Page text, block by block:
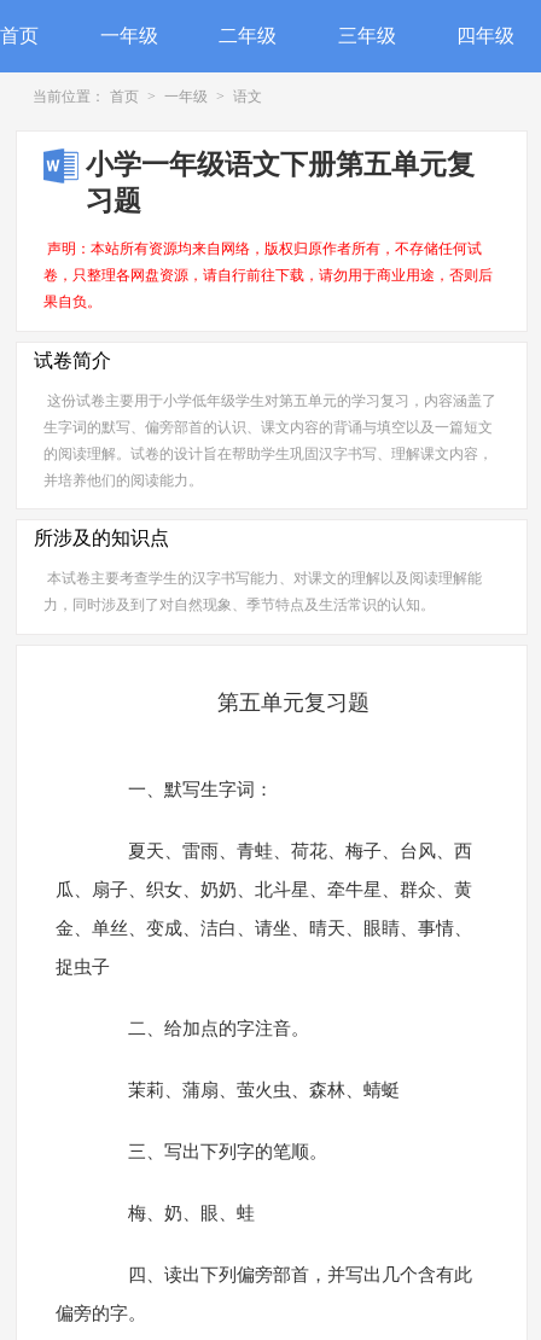
首页 一年级 二年级 三年级 四年级
当前位置： 首页 > 一年级 > 语文
小学一年级语文下册第五单元复
习题
声明：本站所有资源均来自网络，版权归原作者所有，不存储任何试
卷，只整理各网盘资源，请自行前往下载，请勿用于商业用途，否则后
果自负。
试卷简介
这份试卷主要用于小学低年级学生对第五单元的学习复习，内容涵盖了
生字词的默写、偏旁部首的认识、课文内容的背诵与填空以及一篇短文
的阅读理解。试卷的设计旨在帮助学生巩固汉字书写、理解课文内容，
并培养他们的阅读能力。
所涉及的知识点
本试卷主要考查学生的汉字书写能力、对课文的理解以及阅读理解能
力，同时涉及到了对自然现象、季节特点及生活常识的认知。
第五单元复习题
一、默写生字词：
夏天、雷雨、青蛙、荷花、梅子、台风、西
瓜、扇子、织女、奶奶、北斗星、牵牛星、群众、黄
金、单丝、变成、洁白、请坐、晴天、眼睛、事情、
捉虫子
二、给加点的字注音。
茉莉、蒲扇、萤火虫、森林、蜻蜓
三、写出下列字的笔顺。
梅、奶、眼、蛙
四、读出下列偏旁部首，并写出几个含有此
偏旁的字。